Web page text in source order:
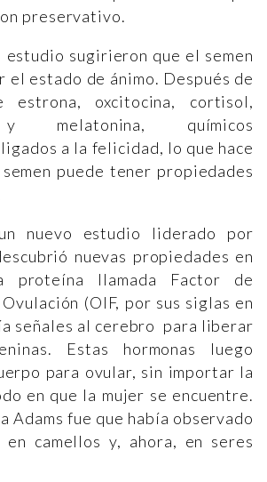
preservativo.
estudio sugirieron que el semen
el estado de ánimo. Después de
estrona, oxcitocina, cortisol,
melatonina, químicos
a la felicidad, lo que hace
puede tener propiedades
nuevo estudio liderado por
nuevas propiedades en
proteína llamada Factor de
(OIF, por sus siglas en
señales al cerebro para liberar
Estas hormonas luego
para ovular, sin importar la
en que la mujer se encuentre.
Adams fue que había observado
en camellos y, ahora, en seres